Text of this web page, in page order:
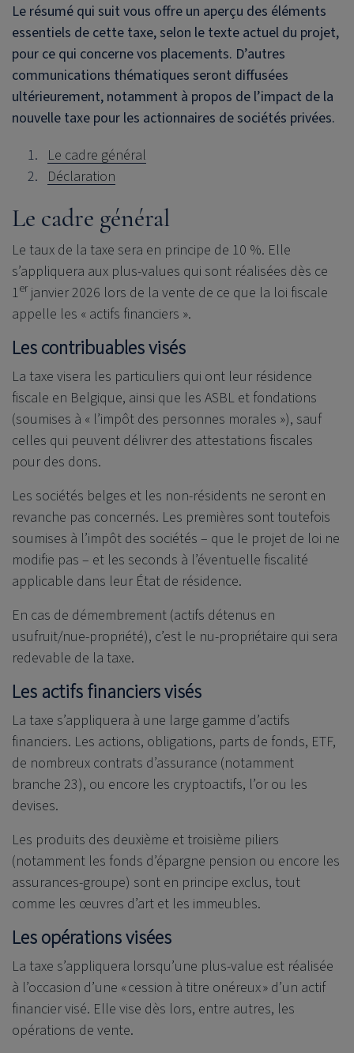
Le résumé qui suit vous offre un aperçu des éléments
essentiels de cette taxe, selon le texte actuel du projet,
pour ce qui concerne vos placements. D’autres
communications thématiques seront diffusées
ultérieurement, notamment à propos de l’impact de la
nouvelle taxe pour les actionnaires de sociétés privées.
Le cadre général
Déclaration
Le cadre général
Le taux de la taxe sera en principe de 10 %. Elle
s’appliquera aux plus-values qui sont réalisées dès ce
1er janvier 2026 lors de la vente de ce que la loi fiscale
appelle les « actifs financiers ».
Les contribuables visés
La taxe visera les particuliers qui ont leur résidence
fiscale en Belgique, ainsi que les ASBL et fondations
(soumises à « l’impôt des personnes morales »), sauf
celles qui peuvent délivrer des attestations fiscales
pour des dons.
Les sociétés belges et les non-résidents ne seront en
revanche pas concernés. Les premières sont toutefois
soumises à l’impôt des sociétés – que le projet de loi ne
modifie pas – et les seconds à l’éventuelle fiscalité
applicable dans leur État de résidence.
En cas de démembrement (actifs détenus en
usufruit/nue-propriété), c’est le nu-propriétaire qui sera
redevable de la taxe.
Les actifs financiers visés
La taxe s’appliquera à une large gamme d’actifs
financiers. Les actions, obligations, parts de fonds, ETF,
de nombreux contrats d’assurance (notamment
branche 23), ou encore les cryptoactifs, l’or ou les
devises.
Les produits des deuxième et troisième piliers
(notamment les fonds d’épargne pension ou encore les
assurances-groupe) sont en principe exclus, tout
comme les œuvres d’art et les immeubles.
Les opérations visées
La taxe s’appliquera lorsqu’une plus-value est réalisée
à l’occasion d’une « cession à titre onéreux » d’un actif
financier visé. Elle vise dès lors, entre autres, les
opérations de vente.